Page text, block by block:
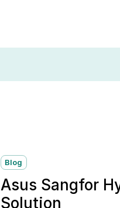
Blog
Asus Sangfor
Solution